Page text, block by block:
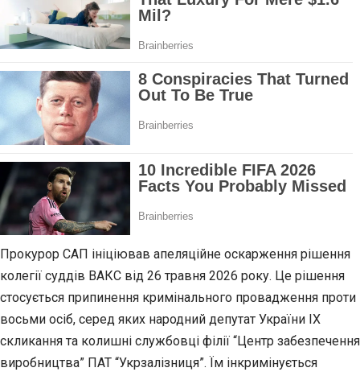
Прокурор САП ініціював апеляційне оскарження рішення
колегії суддів ВАКС від 26 травня 2026 року. Це рішення
стосується припинення кримінального провадження проти
восьми осіб, серед яких народний депутат України IX
скликання та колишні службовці філії “Центр забезпечення
виробництва” ПАТ “Укрзалізниця”. Їм інкримінується